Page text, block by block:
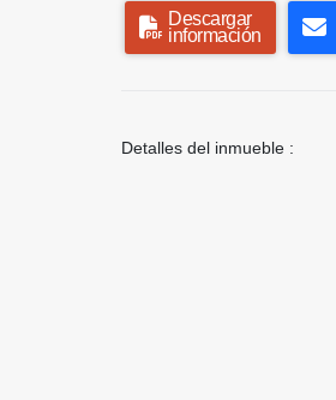
Descargar
información
Detalles del inmueble :